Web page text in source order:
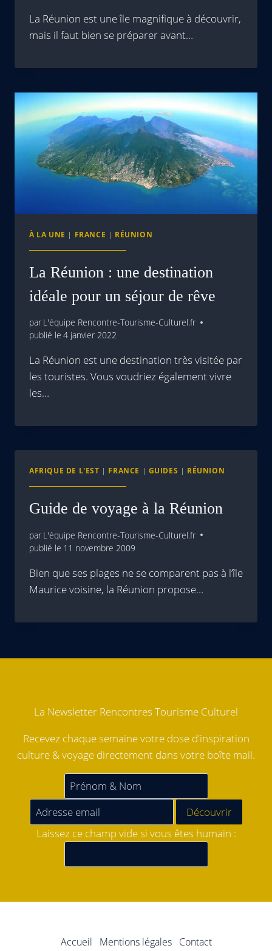
La Réunion est une île magnifique à découvrir,
mais il faut bien se préparer avant…
À LA UNE | FRANCE | RÉUNION
La Réunion : une destination
idéale pour un séjour de rêve
par L'équipe Rencontre-Tourisme-Culturel.fr
publié le 4 janvier 2022
La Réunion est une destination très visitée par
les touristes. Vous voudriez également vivre
les…
AFRIQUE DE L'EST | FRANCE | GUIDES | RÉUNION
Guide de voyage à la Réunion
par L'équipe Rencontre-Tourisme-Culturel.fr
publié le 11 novembre 2009
Bien que ses plages ne se comparent pas à l’île
Maurice voisine, la Réunion propose…
La Newsletter Rencontres Tourisme Culturel
Recevez chaque semaine votre dose d'inspiration
culture & voyage directement dans votre boîte mail.
Laissez ce champ vide si vous êtes humain :
Accueil Mentions légales Contact